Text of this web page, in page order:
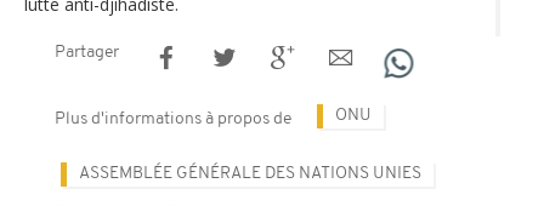
Partager
Plus d'informations à propos de ONU
ASSEMBLÉE GÉNÉRALE DES NATIONS UNIES